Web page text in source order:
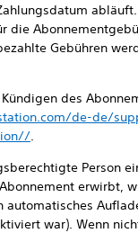
die
Gebühren
des
de-de/
.
Person
erwirbt,
automatisches
war). Wenn